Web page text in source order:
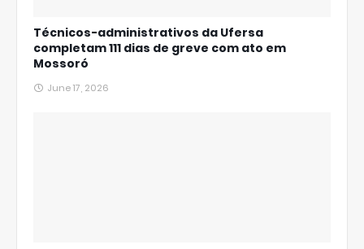
Técnicos-administrativos da Ufersa
completam 111 dias de greve com ato em
Mossoró
June 17, 2026